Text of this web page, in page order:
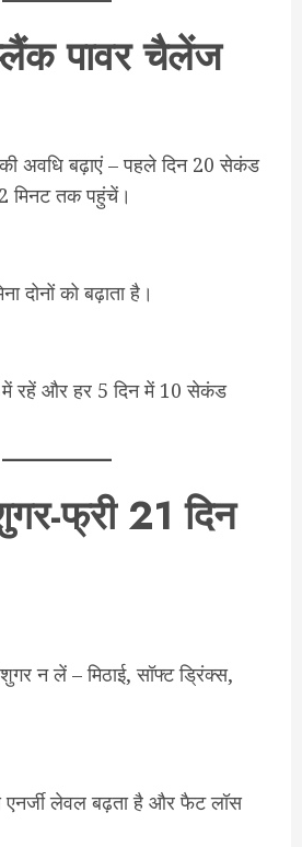
पावर चैलेंज
अवधि बढ़ाएं – पहले दिन 20 सेकंड
मिनट तक पहुंचें।
दोनों को बढ़ाता है।
में रहें और हर 5 दिन में 10 सेकंड
फ्री 21 दिन
न लें – मिठाई, सॉफ्ट ड्रिंक्स,
लेवल बढ़ता है और फैट लॉस